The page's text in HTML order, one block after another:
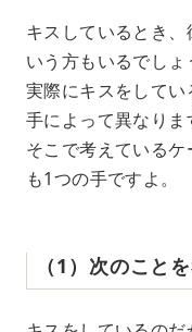
キスしているとき
いう方もいるでしょ
実際にキスをして
手によって異なりま
そこで考えている
も1つの手ですよ。
（1）次のこと